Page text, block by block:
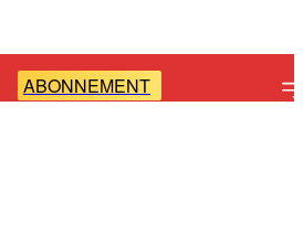
ABONNEMENT